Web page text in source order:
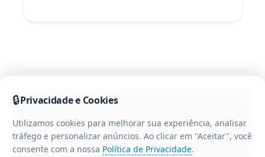
🔒Privacidade e Cookies
Utilizamos cookies para melhorar sua experiência, analisar
tráfego e personalizar anúncios. Ao clicar em "Aceitar", você
consente com a nossa Política de Privacidade.